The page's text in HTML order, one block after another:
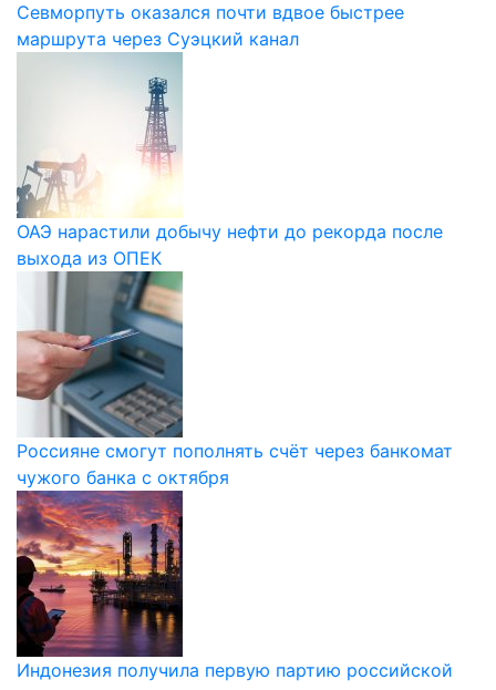
Севморпуть оказался почти вдвое быстрее
маршрута через Суэцкий канал
ОАЭ нарастили добычу нефти до рекорда после
выхода из ОПЕК
Россияне смогут пополнять счёт через банкомат
чужого банка с октября
Индонезия получила первую партию российской